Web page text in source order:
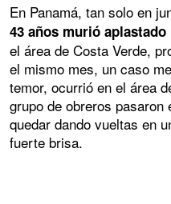
En Panamá, tan solo en
43 años murió
el área de Costa Verde,
el mismo mes, un caso
temor, ocurrió en el área
grupo de obreros
quedar dando vueltas en
fuerte brisa.